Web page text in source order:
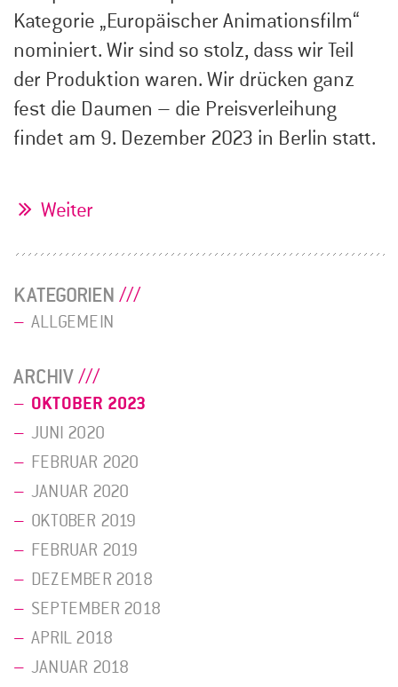
Kategorie „Europäischer Animationsfilm“
nominiert. Wir sind so stolz, dass wir Teil
der Produktion waren. Wir drücken ganz
fest die Daumen – die Preisverleihung
findet am 9. Dezember 2023 in Berlin statt.
Weiter
KATEGORIEN
ALLGEMEIN
ARCHIV
OKTOBER 2023
JUNI 2020
FEBRUAR 2020
JANUAR 2020
OKTOBER 2019
FEBRUAR 2019
DEZEMBER 2018
SEPTEMBER 2018
APRIL 2018
JANUAR 2018